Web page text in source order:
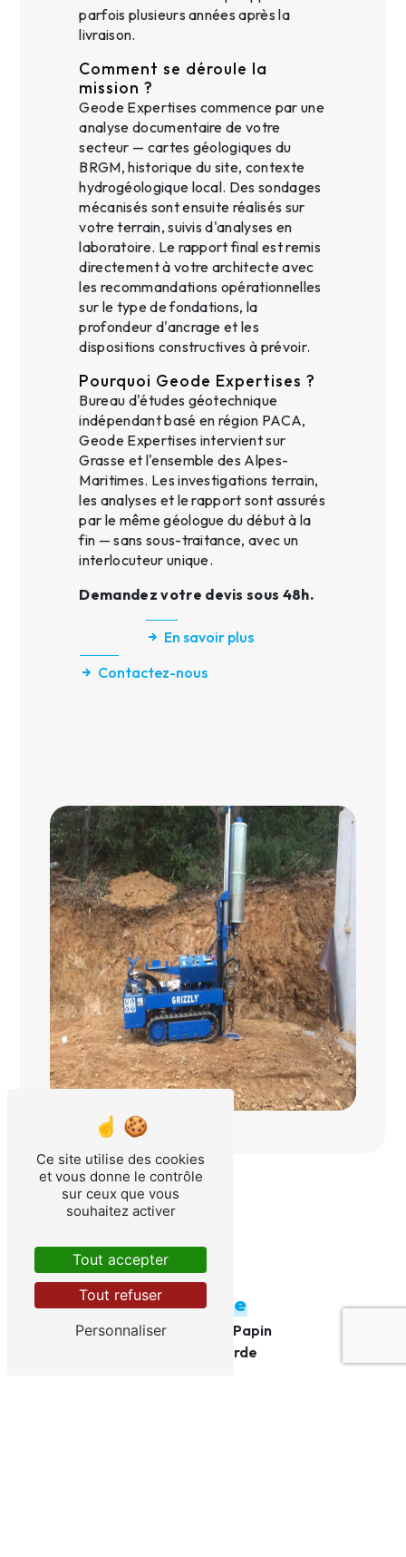
parfois plusieurs années après la
livraison.
Comment se déroule la
mission ?
Geode Expertises commence par une
analyse documentaire de votre
secteur — cartes géologiques du
BRGM, historique du site, contexte
hydrogéologique local. Des sondages
mécanisés sont ensuite réalisés sur
votre terrain, suivis d'analyses en
laboratoire. Le rapport final est remis
directement à votre architecte avec
les recommandations opérationnelles
sur le type de fondations, la
profondeur d'ancrage et les
dispositions constructives à prévoir.
Pourquoi Geode Expertises ?
Bureau d'études géotechnique
indépendant basé en région PACA,
Geode Expertises intervient sur
Grasse et l'ensemble des Alpes-
Maritimes. Les investigations terrain,
les analyses et le rapport sont assurés
par le même géologue du début à la
fin — sans sous-traitance, avec un
interlocuteur unique.
Demandez votre devis sous 48h.
En savoir plus
Contactez-nous
Adresse
205 rue Denis Papin
83130 La Garde
Ce site utilise des cookies
et vous donne le contrôle
sur ceux que vous
souhaitez activer
Tout accepter
Tout refuser
Personnaliser